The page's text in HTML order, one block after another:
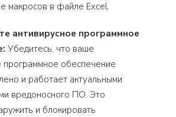
макросов в файле Excel.
антивирусное программное
Убедитесь, что ваше
программное обеспечение
и работает актуальными
вредоносного ПО. Это
и блокировать